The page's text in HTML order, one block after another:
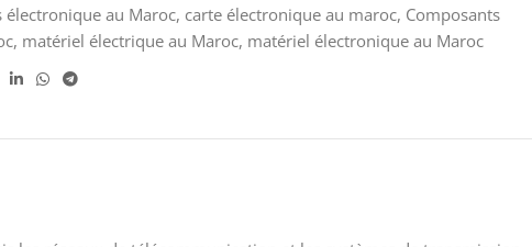
électronique au Maroc, carte électronique au maroc, Composants
, matériel électrique au Maroc, matériel électronique au Maroc